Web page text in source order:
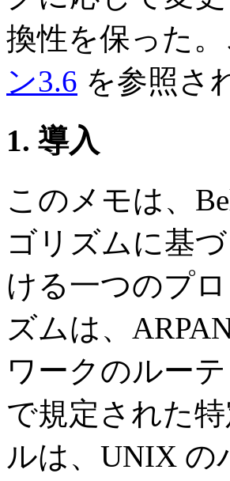
換性を保った
ン3.6 を参照さ
1. 導入
このメモは、
ゴリズムに基
ける一つのプ
ズムは、
ワークのルー
で規定された
ルは、UNIX の